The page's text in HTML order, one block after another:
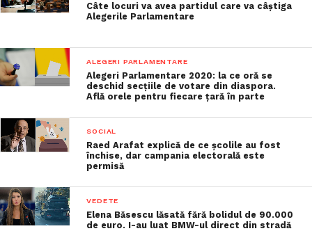
Câte locuri va avea partidul care va câștiga
Alegerile Parlamentare
ALEGERI PARLAMENTARE
Alegeri Parlamentare 2020: la ce oră se
deschid secțiile de votare din diaspora.
Află orele pentru fiecare țară în parte
SOCIAL
Raed Arafat explică de ce școlile au fost
închise, dar campania electorală este
permisă
VEDETE
Elena Băsescu lăsată fără bolidul de 90.000
de euro. I-au luat BMW-ul direct din stradă